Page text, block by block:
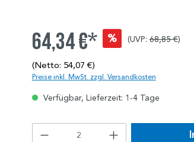
64,34 €* % (UVP:68,85 €)
(Netto: 54,07 €)
Preise inkl. MwSt. zzgl. Versandkosten
Verfügbar, Lieferzeit: 1-4 Tage